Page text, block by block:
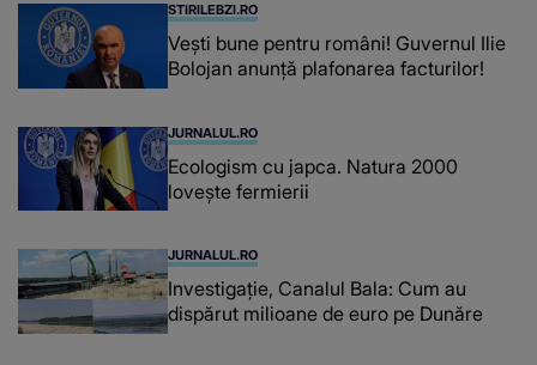
STIRILEBZI.RO
Vești bune pentru români! Guvernul Ilie
Bolojan anunță plafonarea facturilor!
JURNALUL.RO
Ecologism cu japca. Natura 2000
lovește fermierii
JURNALUL.RO
Investigație, Canalul Bala: Cum au
dispărut milioane de euro pe Dunăre